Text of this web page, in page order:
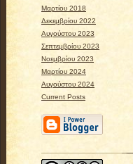
Μαρτίου 2018
Δεκεμβρίου 2022
Αυγούστου 2023
Σεπτεμβρίου 2023
Νοεμβρίου 2023
Μαρτίου 2024
Αυγούστου 2024
Current Posts